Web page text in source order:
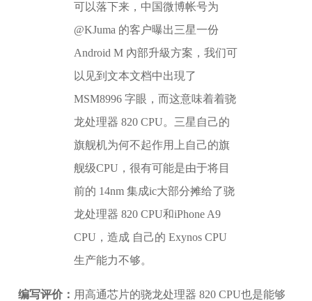
可以落下来，中国微博帐号为
@KJuma 的客户曝出三星一份
Android M 內部升級方案，我们可
以见到文本文档中出現了
MSM8996 字眼，而这意味着着骁
龙处理器 820 CPU。三星自己的
旗舰机为何不起作用上自己的旗
舰级CPU，很有可能是由于将目
前的 14nm 集成ic大部分摊给了骁
龙处理器 820 CPU和iPhone A9
CPU，造成 自己的 Exynos CPU
生产能力不够。
编写评价： 用高通芯片的骁龙处理器 820 CPU也是能够